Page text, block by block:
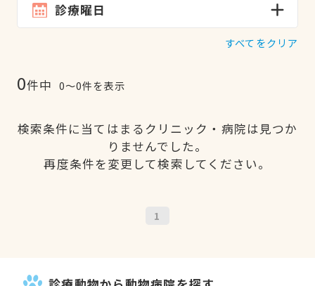
診療曜日
すべてをクリア
0件中 0〜0件を表示
検索条件に当てはまるクリニック・病院は見つか
りませんでした。
再度条件を変更して検索してください。
1